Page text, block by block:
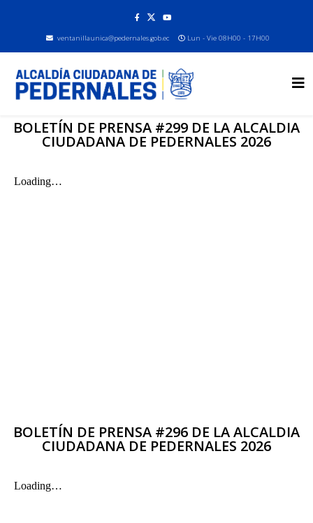
ventanillaunica@pedernales.gob.ec Lun - Vie 08H00 - 17H00
BOLETÍN DE PRENSA #299 DE LA ALCALDIA
CIUDADANA DE PEDERNALES 2026
BOLETÍN DE PRENSA #296 DE LA ALCALDIA
CIUDADANA DE PEDERNALES 2026